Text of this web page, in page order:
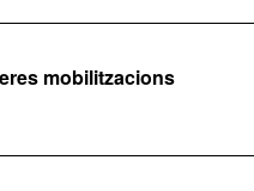
mobilitzacions